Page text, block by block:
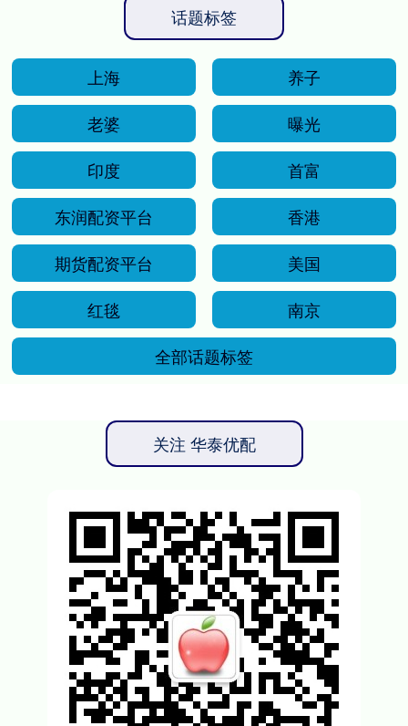
话题标签
上海
养子
老婆
曝光
印度
首富
东润配资平台
香港
期货配资平台
美国
红毯
南京
全部话题标签
关注 华泰优配